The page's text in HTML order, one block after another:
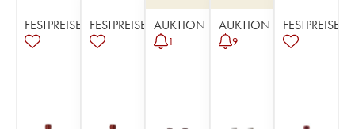
FESTPREISE FESTPREISE AUKTION
1
AUKTION
9
FESTPREISE